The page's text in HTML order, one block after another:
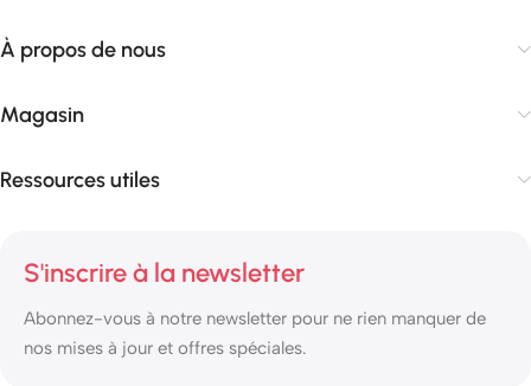
À propos de nous
Magasin
Ressources utiles
S'inscrire à la newsletter
Abonnez-vous à notre newsletter pour ne rien manquer de
nos mises à jour et offres spéciales.